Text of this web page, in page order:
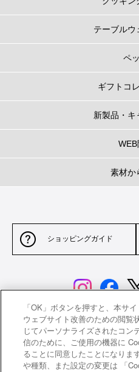
テーブルウ
ペ
ギフトコ
新製品・キ
WEB
素材か
ショッピングガイド
サイトポリシー
並行輸入品について
「OK」ボタンを押すと、本サ
ウェブサイト改善のための閲覧
じてパーソナライズされたコン
信のために、ご使用の機器に
ることに同意したことになりま
や種類、また設定の変更は 「